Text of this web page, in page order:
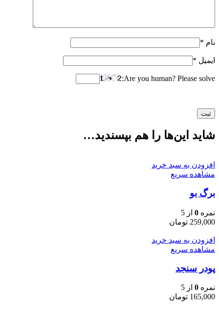
نام *
ایمیل *
Are you human? Please solve:
شاید این‌ها را هم بپسندید…
افزودن به سبد خرید
مشاهده سریع
برگ بو
نمره 0 از 5
259,000 تومان
افزودن به سبد خرید
مشاهده سریع
پودر سنجد
نمره 0 از 5
165,000 تومان